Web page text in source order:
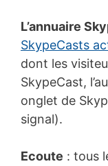
L’annuaire
SkypeCasts
dont les
SkypeCast,
onglet de
signal).
Ecoute : tous